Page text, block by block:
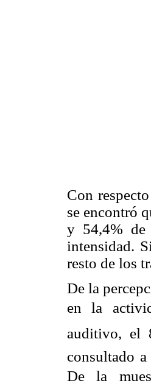
Con
se encontró
y 54,4% de
intensidad.
resto de los
De la
en la
auditivo, el
consultado
De la